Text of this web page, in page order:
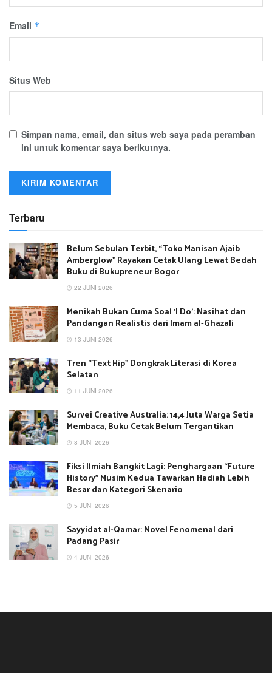
Email *
Situs Web
Simpan nama, email, dan situs web saya pada peramban
ini untuk komentar saya berikutnya.
Terbaru
Belum Sebulan Terbit, “Toko Manisan Ajaib
Amberglow” Rayakan Cetak Ulang Lewat Bedah
Buku di Bukupreneur Bogor
22 JUNI 2026
Menikah Bukan Cuma Soal ‘I Do’: Nasihat dan
Pandangan Realistis dari Imam al-Ghazali
13 JUNI 2026
Tren “Text Hip” Dongkrak Literasi di Korea
Selatan
11 JUNI 2026
Survei Creative Australia: 14,4 Juta Warga Setia
Membaca, Buku Cetak Belum Tergantikan
8 JUNI 2026
Fiksi Ilmiah Bangkit Lagi: Penghargaan “Future
History” Musim Kedua Tawarkan Hadiah Lebih
Besar dan Kategori Skenario
5 JUNI 2026
Sayyidat al-Qamar: Novel Fenomenal dari
Padang Pasir
4 JUNI 2026